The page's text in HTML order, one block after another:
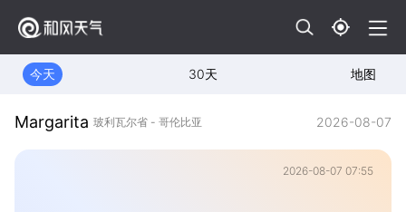
今天 30天 地图
Margarita 玻利瓦尔省 - 哥伦比亚 2026-08-07
2026-08-07 07:55